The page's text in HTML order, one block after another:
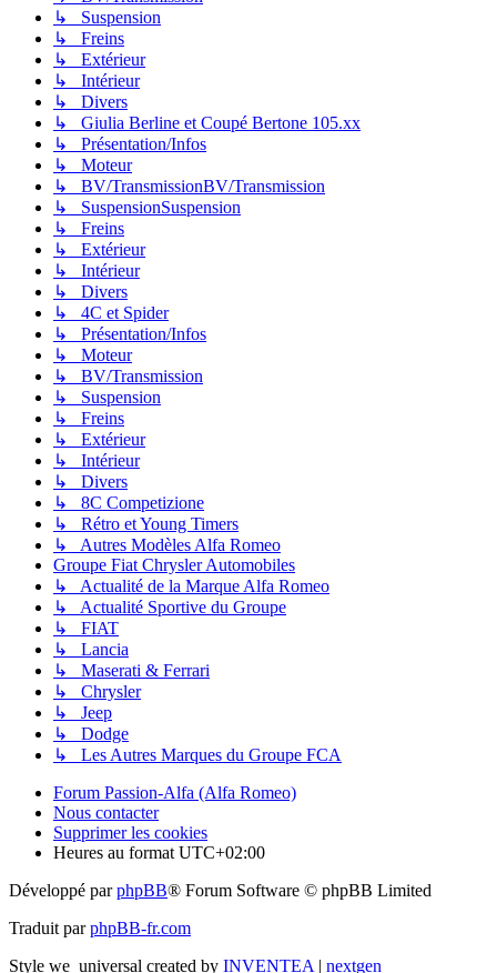
↳ Suspension
↳ Freins
↳ Extérieur
↳ Intérieur
↳ Divers
↳ Giulia Berline et Coupé Bertone 105.xx
↳ Présentation/Infos
↳ Moteur
↳ BV/TransmissionBV/Transmission
↳ SuspensionSuspension
↳ Freins
↳ Extérieur
↳ Intérieur
↳ Divers
↳ 4C et Spider
↳ Présentation/Infos
↳ Moteur
↳ BV/Transmission
↳ Suspension
↳ Freins
↳ Extérieur
↳ Intérieur
↳ Divers
↳ 8C Competizione
↳ Rétro et Young Timers
↳ Autres Modèles Alfa Romeo
Groupe Fiat Chrysler Automobiles
↳ Actualité de la Marque Alfa Romeo
↳ Actualité Sportive du Groupe
↳ FIAT
↳ Lancia
↳ Maserati & Ferrari
↳ Chrysler
↳ Jeep
↳ Dodge
↳ Les Autres Marques du Groupe FCA
Forum Passion-Alfa (Alfa Romeo)
Nous contacter
Supprimer les cookies
Heures au format UTC+02:00
Développé parphpBB® Forum Software © phpBB Limited
Traduit parphpBB-fr.com
Style we_universal created by INVENTEA | nextgen